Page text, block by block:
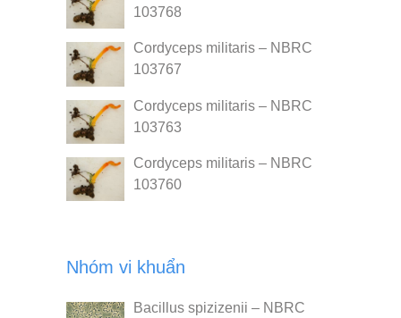
103768
Cordyceps militaris – NBRC
103767
Cordyceps militaris – NBRC
103763
Cordyceps militaris – NBRC
103760
Nhóm vi khuẩn
Bacillus spizizenii – NBRC